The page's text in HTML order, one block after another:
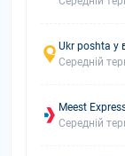
Ukr poshta у
Середній
Meest
Середній